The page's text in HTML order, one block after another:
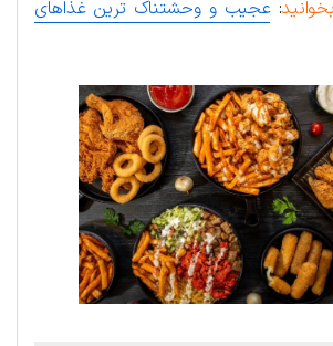
:عجیب و وحشتناک ترین غذاهای